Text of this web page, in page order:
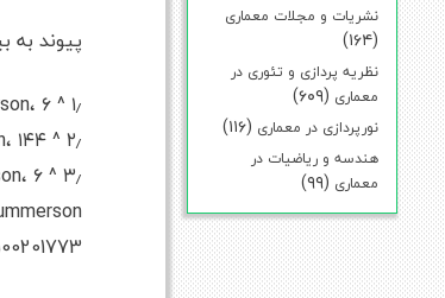
نشریات و مجلات معماری
(۱۶۴)
نظریه پردازی و تئوری در
معماری (۶۰۹)
نورپردازی در معماری (۱۱۶)
هندسه و ریاضیات در
معماری (۹۹)
پیوند به
۱٫ ^ Summerson، ۶
۲٫ ^ Summerson، ۱۴۴
۳٫ ^ Summerson، ۶